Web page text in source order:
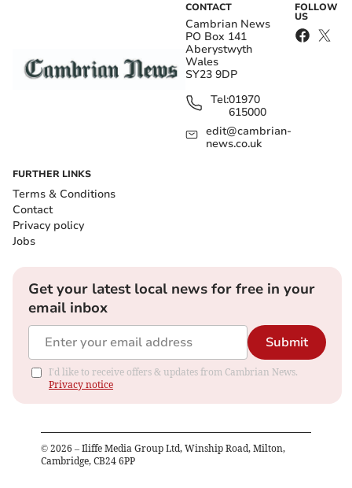
CONTACT
Cambrian News
PO Box 141
Aberystwyth
Wales
SY23 9DP
Tel:01970
615000
edit@cambrian-
news.co.uk
FOLLOW
US
FURTHER LINKS
Terms & Conditions
Contact
Privacy policy
Jobs
Get your latest local news for free in your
email inbox
Submit
I'd like to receive offers & updates from Cambrian News.
Privacy notice
© 2026 – Iliffe Media Group Ltd, Winship Road, Milton,
Cambridge, CB24 6PP